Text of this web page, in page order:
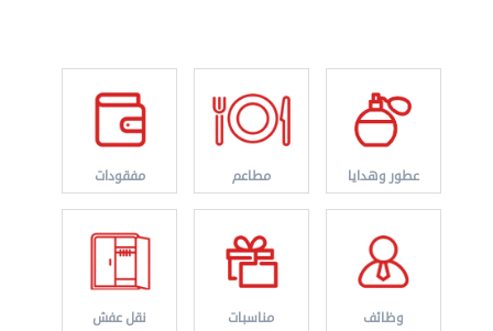
نقل عفش الكويت 50767633 هاف لوري نقل أغراض ...
عطور وهدايا مطاعم مفقودات
وظائف مناسبات نقل عفش